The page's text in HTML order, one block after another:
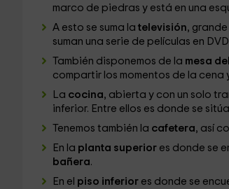
marco de piedras y está en una
A esto se suma la televisión,
suman una serie de películas en DVD
También disponemos de la mesa
compartir los momentos de la cena
La cocina, abierta y con un solo
inferior. Entre ellos es donde se
Tenemos también la cafetera, así
En la planta superiores donde se
bañera.
En el piso inferior es donde se